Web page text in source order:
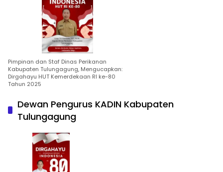
Pimpinan dan Staf Dinas Perikanan
Kabupaten Tulungagung, Mengucapkan:
Dirgahayu HUT Kemerdekaan RI ke-80
Tahun 2025
Dewan Pengurus KADIN Kabupaten
Tulungagung